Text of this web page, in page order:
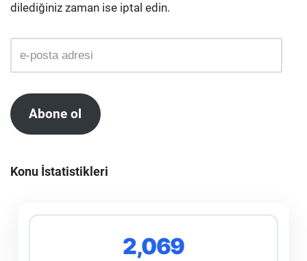
dilediğiniz zaman ise iptal edin.
Abone ol
Konu İstatistikleri
2,069